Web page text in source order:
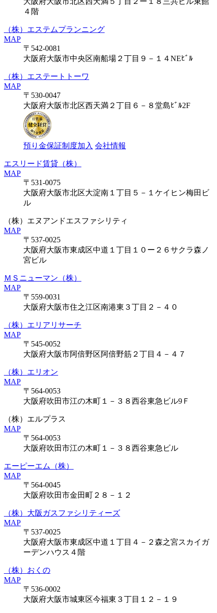
４階
（株）エステムプランニング
MAP
〒542-0081
大阪府大阪市中央区南船場２丁目９－１４NEﾋﾞﾙ
（株）エステートトーワ
MAP
〒530-0047
大阪府大阪市北区西天満２丁目６－８堂島ﾋﾞﾙ2F
預り金保証制度加入 会社情報
エスリード賃貸（株）
MAP
〒531-0075
大阪府大阪市北区大淀南１丁目５－１ケイヒン梅田ビ
ル
（株）エヌアンドエスファシリティ
MAP
〒537-0025
大阪府大阪市東成区中道１丁目１０ー２６サクラ森ノ
宮ビル
ＭＳニューマン（株）
MAP
〒559-0031
大阪府大阪市住之江区南港東３丁目２－４０
（株）エリアリサーチ
MAP
〒545-0052
大阪府大阪市阿倍野区阿倍野筋２丁目４－４７
（株）エリオン
MAP
〒564-0053
大阪府吹田市江の木町１－３８西谷東急ビル9Ｆ
（株）エルプラス
MAP
〒564-0053
大阪府吹田市江の木町１－３８西谷東急ビル
エーピーエム（株）
MAP
〒564-0045
大阪府吹田市金田町２８－１２
（株）大阪ガスファシリティーズ
MAP
〒537-0025
大阪府大阪市東成区中道１丁目４－２森之宮スカイガ
ーデンハウス４階
（株）おくの
MAP
〒536-0002
大阪府大阪市城東区今福東３丁目１２－１９